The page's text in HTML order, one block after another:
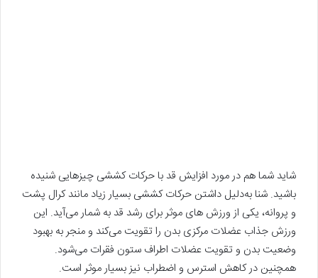
شاید شما هم در مورد افزایش قد با حرکات کششی چیزهایی شنیده
باشید. شنا به‌دلیل داشتن حرکات کششی بسیار زیاد مانند کرال پشت
و پروانه، یکی از ورزش ‌های موثر برای رشد قد به شمار می‌آید. این
ورزش جذاب عضلات مرکزی بدن را تقویت می‌کند و منجر به بهبود
وضعیت بدن و تقویت عضلات اطراف ستون فقرات می‌شود.
همچنین در کاهش استرس و اضطراب نیز بسیار موثر است.